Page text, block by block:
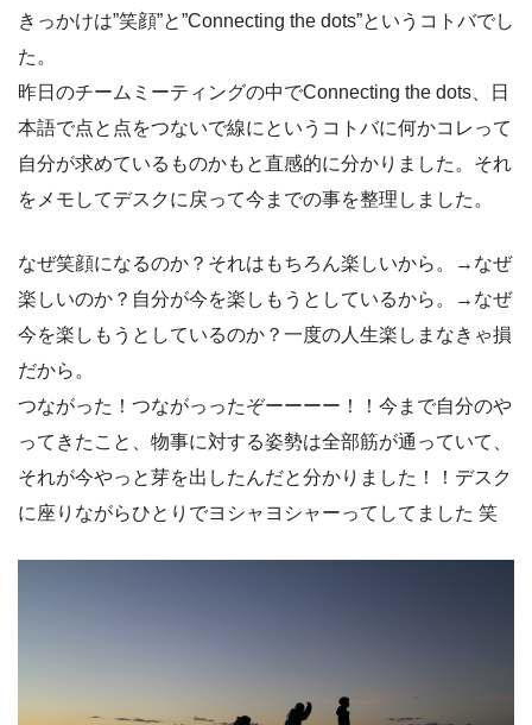
きっかけは”笑顔”と”Connecting the dots”というコトバでし
た。
昨日のチームミーティングの中でConnecting the dots、日
本語で点と点をつないで線にというコトバに何かコレって
自分が求めているものかもと直感的に分かりました。それ
をメモしてデスクに戻って今までの事を整理しました。
なぜ笑顔になるのか？それはもちろん楽しいから。→なぜ
楽しいのか？自分が今を楽しもうとしているから。→なぜ
今を楽しもうとしているのか？一度の人生楽しまなきゃ損
だから。
つながった！つながっったぞーーーー！！今まで自分のや
ってきたこと、物事に対する姿勢は全部筋が通っていて、
それが今やっと芽を出したんだと分かりました！！デスク
に座りながらひとりでヨシャヨシャーってしてました 笑